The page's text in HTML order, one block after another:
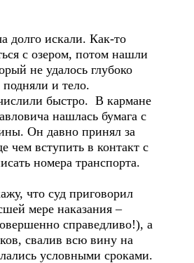
долго искали. Как-то
с озером, потом нашли
не удалось глубоко
и тело.
быстро. В кармане
нашлась бумага с
Он давно принял за
вступить в контакт с
номера транспорта.
что суд приговорил
мере наказания –
справедливо!), а
свалив всю вину на
условными сроками.